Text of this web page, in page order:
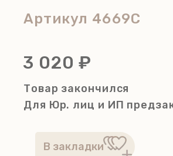
Артикул 4669C
3 020 ₽
Товар закончился
Для Юр. лиц и ИП